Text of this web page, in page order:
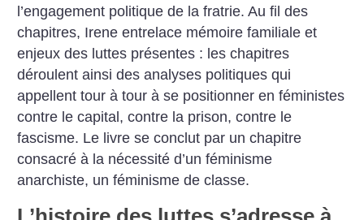
l’engagement politique de la fratrie. Au fil des
chapitres, Irene entrelace mémoire familiale et
enjeux des luttes présentes : les chapitres
déroulent ainsi des analyses politiques qui
appellent tour à tour à se positionner en féministes
contre le capital, contre la prison, contre le
fascisme. Le livre se conclut par un chapitre
consacré à la nécessité d’un féminisme
anarchiste, un féminisme de classe.